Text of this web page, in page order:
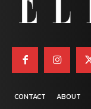
CONTACT ABOUT